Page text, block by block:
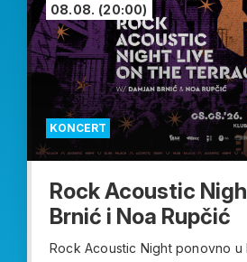
KONCERT
08.08. (20:00)
Rock Acoustic
Brnić i Noa Rupčić
Rock Acoustic Night ponovno u